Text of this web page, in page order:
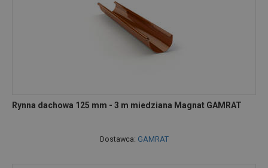
Rynna dachowa 125 mm - 3 m miedziana Magnat GAMRAT
Dostawca: GAMRAT